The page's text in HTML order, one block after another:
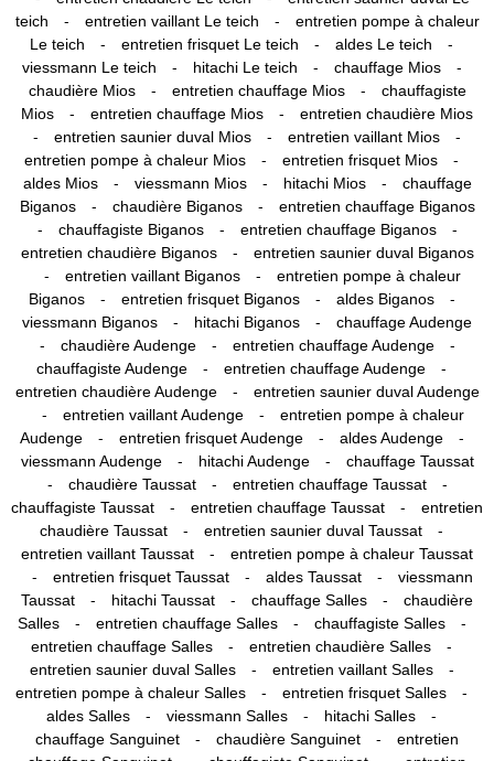
teich
- entretien vaillant Le teich -
entretien pompe à chaleur
Le teich
- entretien frisquet Le teich - aldes Le teich -
viessmann Le teich - hitachi Le teich - chauffage Mios -
chaudière Mios - entretien chauffage Mios -
chauffagiste
Mios
- entretien chauffage Mios - entretien chaudière Mios
- entretien saunier duval Mios - entretien vaillant Mios -
entretien pompe à chaleur Mios - entretien frisquet Mios -
aldes Mios - viessmann Mios - hitachi Mios -
chauffage
Biganos
- chaudière Biganos - entretien chauffage Biganos
- chauffagiste Biganos - entretien chauffage Biganos -
entretien chaudière Biganos - entretien saunier duval Biganos
- entretien vaillant Biganos -
entretien pompe à chaleur
Biganos
- entretien frisquet Biganos - aldes Biganos -
viessmann Biganos - hitachi Biganos - chauffage Audenge
- chaudière Audenge - entretien chauffage Audenge -
chauffagiste Audenge - entretien chauffage Audenge -
entretien chaudière Audenge - entretien saunier duval Audenge
- entretien vaillant Audenge -
entretien pompe à chaleur
Audenge
- entretien frisquet Audenge - aldes Audenge -
viessmann Audenge - hitachi Audenge - chauffage Taussat
- chaudière Taussat - entretien chauffage Taussat -
chauffagiste Taussat - entretien chauffage Taussat -
entretien
chaudière Taussat
- entretien saunier duval Taussat -
entretien vaillant Taussat - entretien pompe à chaleur Taussat
- entretien frisquet Taussat - aldes Taussat -
viessmann
Taussat
- hitachi Taussat - chauffage Salles -
chaudière
Salles
- entretien chauffage Salles - chauffagiste Salles -
entretien chauffage Salles - entretien chaudière Salles -
entretien saunier duval Salles - entretien vaillant Salles -
entretien pompe à chaleur Salles - entretien frisquet Salles -
aldes Salles - viessmann Salles - hitachi Salles -
chauffage Sanguinet - chaudière Sanguinet -
entretien